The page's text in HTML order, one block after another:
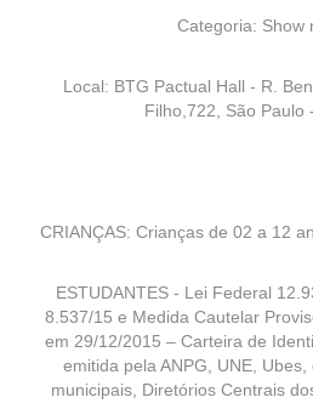
Categoria: Show
Local: BTG Pactual Hall - R.
Filho,722, São Paulo
CRIANÇAS: Crianças de 02 a 12
ESTUDANTES - Lei Federal
8.537/15 e Medida Cautelar
em 29/12/2015 – Carteira de
emitida pela ANPG, UNE,
municipais, Diretórios Centrais